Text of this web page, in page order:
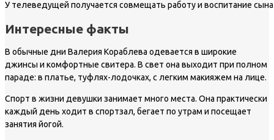
У телеведущей получается совмещать работу и воспитание сына
Интересные факты
В обычные дни Валерия Кораблева одевается в широкие
джинсы и комфортные свитера. В свет она выходит при полном
параде: в платье, туфлях-лодочках, с легким макияжем на лице.
Спорт в жизни девушки занимает много места. Она практически
каждый день ходит в спортзал, бегает по утрам и посещает
занятия йогой.